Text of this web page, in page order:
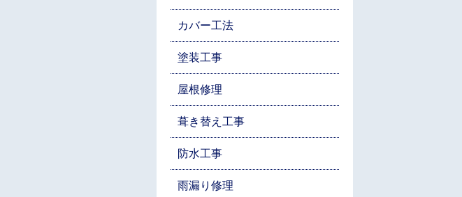
カバー工法
塗装工事
屋根修理
葺き替え工事
防水工事
雨漏り修理